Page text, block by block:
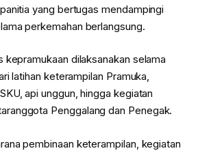
yang bertugas mendampingi
perkemahan berlangsung.
kepramukaan dilaksanakan selama
latihan keterampilan Pramuka,
api unggun, hingga kegiatan
Penggalang dan Penegak.
pembinaan keterampilan, kegiatan